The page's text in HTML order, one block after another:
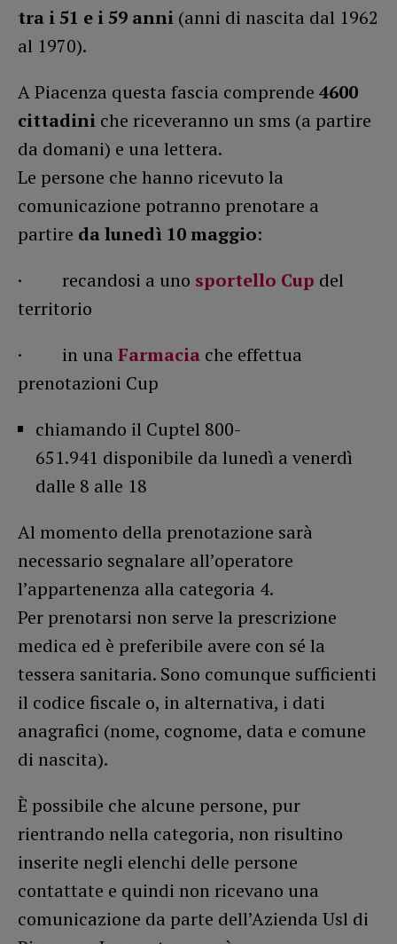
tra i 51 e i 59 anni (anni di nascita dal 1962
al 1970).
A Piacenza questa fascia comprende 4600
cittadini che riceveranno un sms (a partire
da domani) e una lettera.
Le persone che hanno ricevuto la
comunicazione potranno prenotare a
partire da lunedì 10 maggio:
· recandosi a uno sportello Cup del
territorio
· in una Farmacia che effettua
prenotazioni Cup
chiamando il Cuptel 800-
651.941 disponibile da lunedì a venerdì
dalle 8 alle 18
Al momento della prenotazione sarà
necessario segnalare all’operatore
l’appartenenza alla categoria 4.
Per prenotarsi non serve la prescrizione
medica ed è preferibile avere con sé la
tessera sanitaria. Sono comunque sufficienti
il codice fiscale o, in alternativa, i dati
anagrafici (nome, cognome, data e comune
di nascita).
È possibile che alcune persone, pur
rientrando nella categoria, non risultino
inserite negli elenchi delle persone
contattate e quindi non ricevano una
comunicazione da parte dell’Azienda Usl di